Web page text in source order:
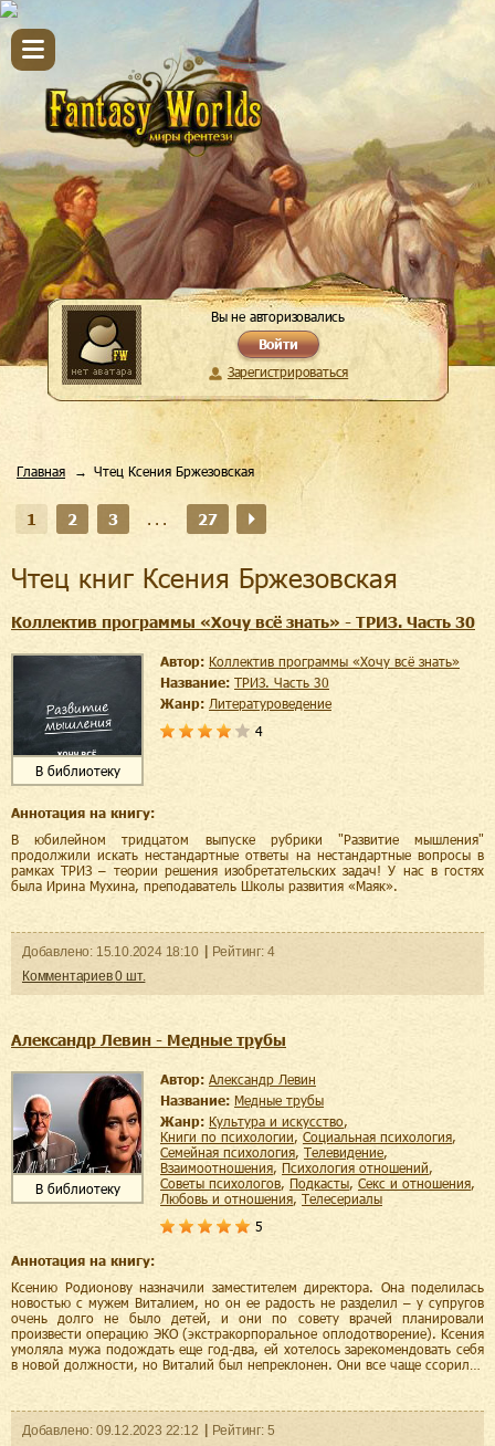
Вы не авторизовались
Войти
Зарегистрироваться
Главная Чтец Ксения Бржезовская
1 2 3 ... 27
Чтец книг Ксения Бржезовская
Коллектив программы «Хочу всё знать» - ТРИЗ. Часть 30
В библиотеку
Автор:
Коллектив программы «Хочу всё знать»
Название:
ТРИЗ. Часть 30
Жанр:
литературоведение
4
Аннотация на книгу:
В юбилейном тридцатом выпуске рубрики "Развитие мышления"
продолжили искать нестандартные ответы на нестандартные вопросы в
рамках ТРИЗ – теории решения изобретательских задач! У нас в гостях
была Ирина Мухина, преподаватель Школы развития «Маяк».
Добавленo: 15.10.2024 18:10 Рейтинг: 4
Комментариев0 шт.
Александр Левин - Медные трубы
В библиотеку
Автор:
Александр Левин
Название:
Медные трубы
Жанр:
культура и искусство,
книги по психологии, социальная психология,
семейная психология, телевидение,
взаимоотношения, психология отношений,
советы психологов, подкасты, секс и отношения,
любовь и отношения,
телесериалы
5
Аннотация на книгу:
Ксению Родионову назначили заместителем директора. Она поделилась
новостью с мужем Виталием, но он ее радость не разделил – у супругов
очень долго не было детей, и они по совету врачей планировали
произвести операцию ЭКО (экстракорпоральное оплодотворение). Ксения
умоляла мужа подождать еще год-два, ей хотелось зарекомендовать себя
в новой должности, но Виталий был непреклонен. Они все чаще ссорил…
Добавленo: 09.12.2023 22:12 Рейтинг: 5